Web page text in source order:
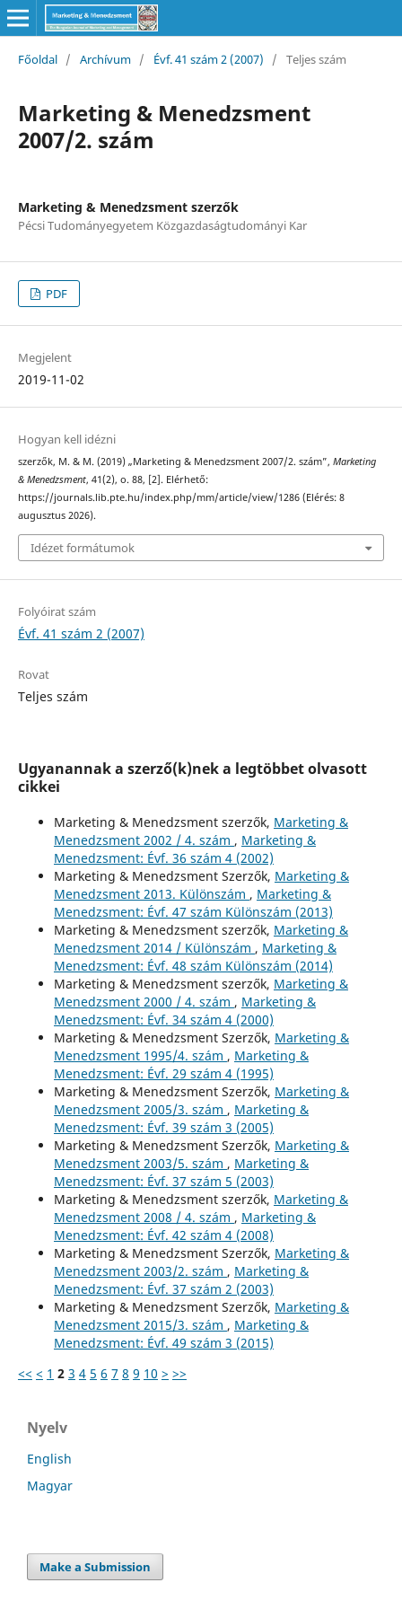
Főoldal / Archívum / Évf. 41 szám 2 (2007) / Teljes szám
Marketing & Menedzsment
2007/2. szám
Marketing & Menedzsment szerzők
Pécsi Tudományegyetem Közgazdaságtudományi Kar
PDF
Megjelent
2019-11-02
Hogyan kell idézni
szerzők, M. & M. (2019) „Marketing & Menedzsment 2007/2. szám”, Marketing
& Menedzsment, 41(2), o. 88, [2]. Elérhető:
https://journals.lib.pte.hu/index.php/mm/article/view/1286 (Elérés: 8
augusztus 2026).
Idézet formátumok
Folyóirat szám
Évf. 41 szám 2 (2007)
Rovat
Teljes szám
Ugyanannak a szerző(k)nek a legtöbbet olvasott
cikkei
Marketing & Menedzsment szerzők, Marketing &
Menedzsment 2002 / 4. szám , Marketing &
Menedzsment: Évf. 36 szám 4 (2002)
Marketing & Menedzsment Szerzők, Marketing &
Menedzsment 2013. Különszám , Marketing &
Menedzsment: Évf. 47 szám Különszám (2013)
Marketing & Menedzsment szerzők, Marketing &
Menedzsment 2014 / Különszám , Marketing &
Menedzsment: Évf. 48 szám Különszám (2014)
Marketing & Menedzsment szerzők, Marketing &
Menedzsment 2000 / 4. szám , Marketing &
Menedzsment: Évf. 34 szám 4 (2000)
Marketing & Menedzsment Szerzők, Marketing &
Menedzsment 1995/4. szám , Marketing &
Menedzsment: Évf. 29 szám 4 (1995)
Marketing & Menedzsment Szerzők, Marketing &
Menedzsment 2005/3. szám , Marketing &
Menedzsment: Évf. 39 szám 3 (2005)
Marketing & Menedzsment Szerzők, Marketing &
Menedzsment 2003/5. szám , Marketing &
Menedzsment: Évf. 37 szám 5 (2003)
Marketing & Menedzsment szerzők, Marketing &
Menedzsment 2008 / 4. szám , Marketing &
Menedzsment: Évf. 42 szám 4 (2008)
Marketing & Menedzsment Szerzők, Marketing &
Menedzsment 2003/2. szám , Marketing &
Menedzsment: Évf. 37 szám 2 (2003)
Marketing & Menedzsment Szerzők, Marketing &
Menedzsment 2015/3. szám , Marketing &
Menedzsment: Évf. 49 szám 3 (2015)
<< < 1 2 3 4 5 6 7 8 9 10 > >>
Nyelv
English
Magyar
Make a Submission